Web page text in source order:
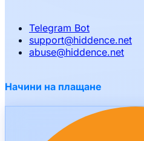
Telegram Bot
support@hiddence.net
abuse@hiddence.net
Начини на плащане